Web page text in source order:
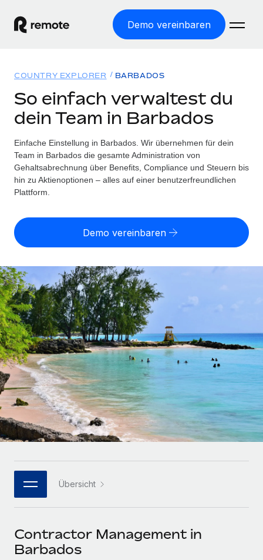
Demo vereinbaren
WELTWEITE BESCHÄFTIGUNG
Globale Payroll
Einfache, rechtssicher Payroll
Employer of Record
Weltweites Wachstum ohne Kosten für Niederlassungen
Contractor of Record
Rechtssichere, weltweite Arbeit mit Freelancer:innen
Globales Onboarding und Verwalten von
Freelancer:innen
PEO
Auslagern von komplexen HR-Aufgaben
INFRASTRUKTUR
Remote Embedded
Nahtlose Integration der HR in bestehende Abläufe
Plattform
Integrierte HR-Kernfunktionen für dein Team
MCP
Integrationen
Tools
Lösungen
WELTWEITE ABDECKUNG
Country Explorer
Länderspezifische Unterstützung bei der Einstellung
Einfache Einstellung in allen US-Bundesstaaten
WACHSTUMSPHASE
Startups
Agile HR- und Payroll-Lösungen für wachsende
Unternehmen
Mittelstand
Maßgeschneiderte HR-Lösungen, um Teams zu
vergrößern
Enterprise
Globale HR für Konzerne und Großunternehmen
PARTNER WERDEN
Flexible Einbettung von Global-HR-Funktionen in deine
Partner werden
Ressourcen
TOOLS UND RECHNER
Scheinselbstständigkeitsrisiko berechnen
Personalkostenrechner
Gesamtbeschäftigungskosten
Honorarzahlungen berechnen
Informationen zu möglichen Währungen und
Abwicklungsfristen für globale Freelancer:innen
LERNEN MIT REMOTE
Forschung und Leitfäden
Fallstudien
HR-Glossar
Bibliothek für Stellenbeschreibungen
Webinare
Events
Newsroom
Preise
Nederlands
Français
Deutsch
Español
Italiano
Português (Portugal)
한국어
Anmelden
COUNTRY EXPLORER BARBADOS
So einfach verwaltest du
dein Team in Barbados
Einfache Einstellung in Barbados. Wir übernehmen für dein
Team in Barbados die gesamte Administration von
Gehaltsabrechnung über Benefits, Compliance und Steuern bis
hin zu Aktienoptionen – alles auf einer benutzerfreundlichen
Plattform.
Demo vereinbaren
Übersicht
Contractor Management in
Barbados